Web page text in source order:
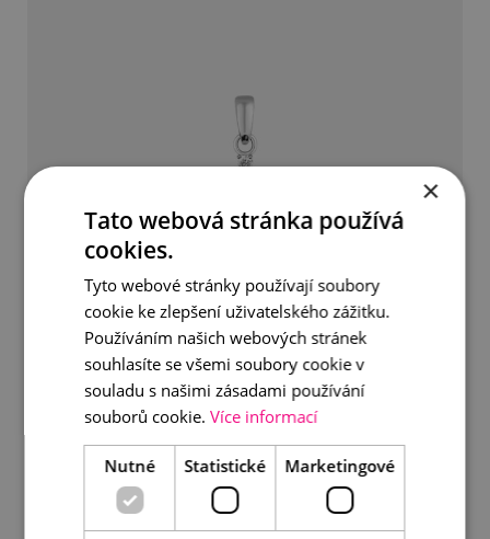
Černá tahitská perla na zlatě s diamantem
7 590 Kč
DO KOŠÍKU
×
Tato webová stránka používá
cookies.
Tyto webové stránky používají soubory
cookie ke zlepšení uživatelského zážitku.
Používáním našich webových stránek
souhlasíte se všemi soubory cookie v
souladu s našimi zásadami používání
souborů cookie. Více informací
Nutné Statistické Marketingové